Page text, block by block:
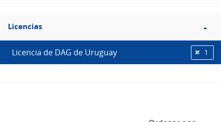
Filtro
Licencias
Licencias
Licencia de DAG de Uruguay 1